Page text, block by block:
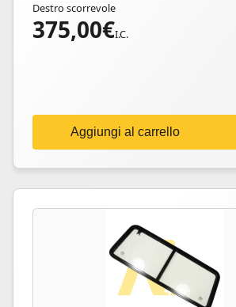
Destro scorrevole
375,00€I.C.
Aggiungi al carrello